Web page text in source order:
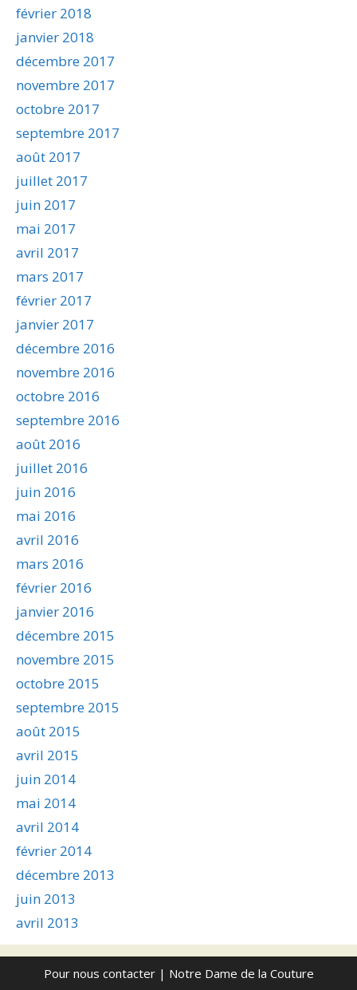
février 2018
janvier 2018
décembre 2017
novembre 2017
octobre 2017
septembre 2017
août 2017
juillet 2017
juin 2017
mai 2017
avril 2017
mars 2017
février 2017
janvier 2017
décembre 2016
novembre 2016
octobre 2016
septembre 2016
août 2016
juillet 2016
juin 2016
mai 2016
avril 2016
mars 2016
février 2016
janvier 2016
décembre 2015
novembre 2015
octobre 2015
septembre 2015
août 2015
avril 2015
juin 2014
mai 2014
avril 2014
février 2014
décembre 2013
juin 2013
avril 2013
Pour nous contacter| Notre Dame de la Couture